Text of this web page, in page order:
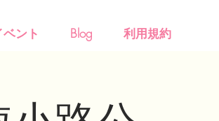
ベント Blog 利用規約